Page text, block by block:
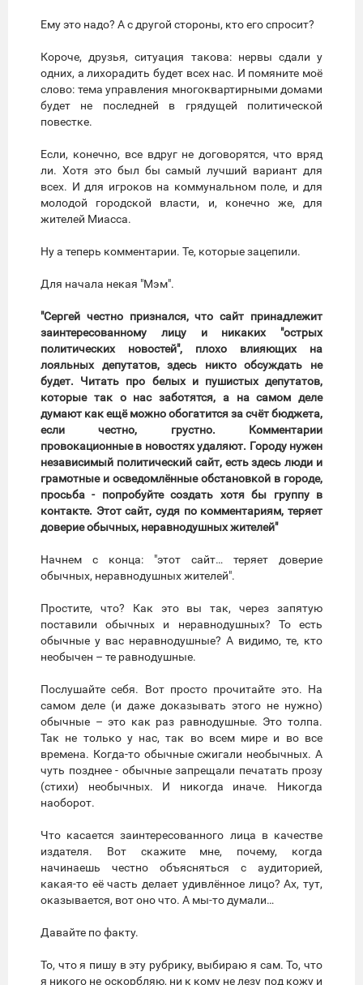
Ему это надо? А с другой стороны, кто его спросит?
Короче, друзья, ситуация такова: нервы сдали у
одних, а лихорадить будет всех нас. И помяните моё
слово: тема управления многоквартирными домами
будет не последней в грядущей политической
повестке.
Если, конечно, все вдруг не договорятся, что вряд
ли. Хотя это был бы самый лучший вариант для
всех. И для игроков на коммунальном поле, и для
молодой городской власти, и, конечно же, для
жителей Миасса.
Ну а теперь комментарии. Те, которые зацепили.
Для начала некая "Мэм".
"Сергей честно признался, что сайт принадлежит
заинтересованному лицу и никаких "острых
политических новостей", плохо влияющих на
лояльных депутатов, здесь никто обсуждать не
будет. Читать про белых и пушистых депутатов,
которые так о нас заботятся, а на самом деле
думают как ещё можно обогатится за счёт бюджета,
если честно, грустно. Комментарии
провокационные в новостях удаляют. Городу нужен
независимый политический сайт, есть здесь люди и
грамотные и осведомлённые обстановкой в городе,
просьба - попробуйте создать хотя бы группу в
контакте. Этот сайт, судя по комментариям, теряет
доверие обычных, неравнодушных жителей"
Начнем с конца: "этот сайт… теряет доверие
обычных, неравнодушных жителей".
Простите, что? Как это вы так, через запятую
поставили обычных и неравнодушных? То есть
обычные у вас неравнодушные? А видимо, те, кто
необычен – те равнодушные.
Послушайте себя. Вот просто прочитайте это. На
самом деле (и даже доказывать этого не нужно)
обычные – это как раз равнодушные. Это толпа.
Так не только у нас, так во всем мире и во все
времена. Когда-то обычные сжигали необычных. А
чуть позднее - обычные запрещали печатать прозу
(стихи) необычных. И никогда иначе. Никогда
наоборот.
Что касается заинтересованного лица в качестве
издателя. Вот скажите мне, почему, когда
начинаешь честно объясняться с аудиторией,
какая-то её часть делает удивлённое лицо? Ах, тут,
оказывается, вот оно что. А мы-то думали…
Давайте по факту.
То, что я пишу в эту рубрику, выбираю я сам. То, что
я никого не оскорбляю, ни к кому не лезу под кожу и